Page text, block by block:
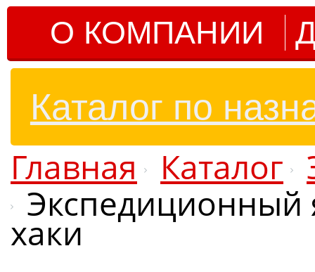
О КОМПАНИИ
Каталог по
Главная Каталог
Экспедиционный
хаки